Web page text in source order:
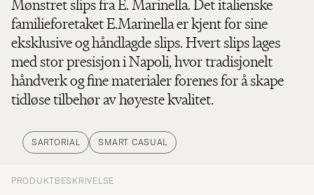
Mønstret slips fra E. Marinella. Det italienske
familieforetaket E.Marinella er kjent for sine
eksklusive og håndlagde slips. Hvert slips lages
med stor presisjon i Napoli, hvor tradisjonelt
håndverk og fine materialer forenes for å skape
tidløse tilbehør av høyeste kvalitet.
SARTORIAL SMART CASUAL
PRODUKTBESKRIVELSE